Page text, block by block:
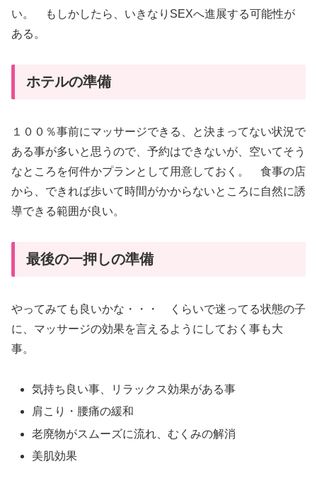
い。 もしかしたら、いきなりSEXへ進展する可能性が
ある。
ホテルの準備
１００％事前にマッサージできる、と決まってない状況で
ある事が多いと思うので、予約はできないが、空いてそう
なところを何件かプランとして用意しておく。 食事の店
から、できれば歩いて時間がかからないところに自然に誘
導できる範囲が良い。
最後の一押しの準備
やってみても良いかな・・・ くらいで迷ってる状態の子
に、マッサージの効果を言えるようにしておく事も大
事。
気持ち良い事、リラックス効果がある事
肩こり・腰痛の緩和
老廃物がスムーズに流れ、むくみの解消
美肌効果